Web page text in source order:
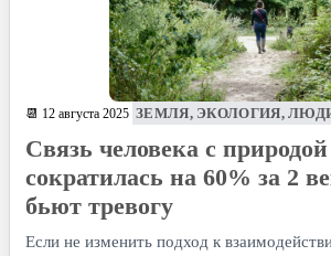
📆 12 августа 2025 ЗЕМЛЯ, ЭКОЛОГИЯ,
Связь человека с природой
сократилась на 60% за 2
бьют тревогу
Если не изменить подход к